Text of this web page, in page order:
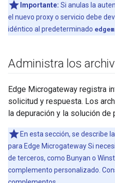
Importante: Si anulas la
el nuevo proxy o servicio debe
idéntico al predeterminado
Administra los
Edge Microgateway registra
solicitud y respuesta. Los
la depuración y la solución de
En esta sección, se describe
para Edge Microgateway Si
de terceros, como Bunyan o
complemento personalizado.